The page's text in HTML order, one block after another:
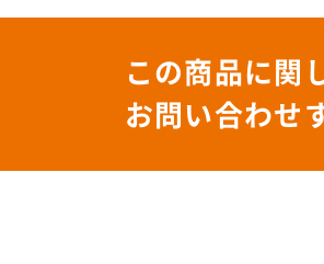
この商品に関
お問い合わせ